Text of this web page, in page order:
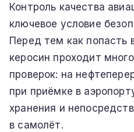
Контроль качества
ключевое условие
Перед тем как попасть
керосин проходит
проверок: на
при приёмке в
хранения и
в самолёт.